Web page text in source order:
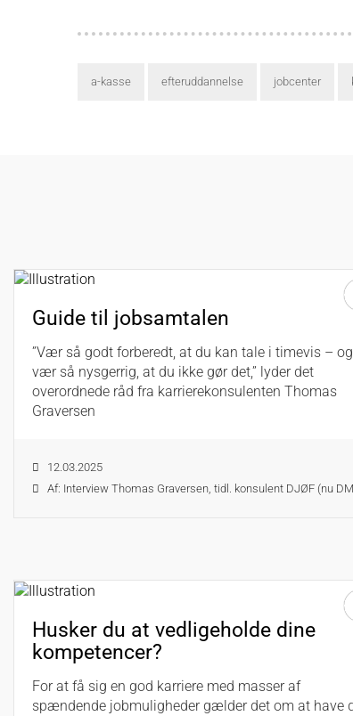
a-kasse efteruddannelse jobcenter
Guide til jobsamtalen
”Vær så godt forberedt, at du kan tale i timevis – og
vær så nysgerrig, at du ikke gør det,” lyder det
overordnede råd fra karrierekonsulenten Thomas
Graversen
12.03.2025
Af: Interview Thomas Graversen, tidl. konsulent DJØF (nu
Husker du at vedligeholde dine
kompetencer?
For at få sig en god karriere med masser af
spændende jobmuligheder gælder det om at have